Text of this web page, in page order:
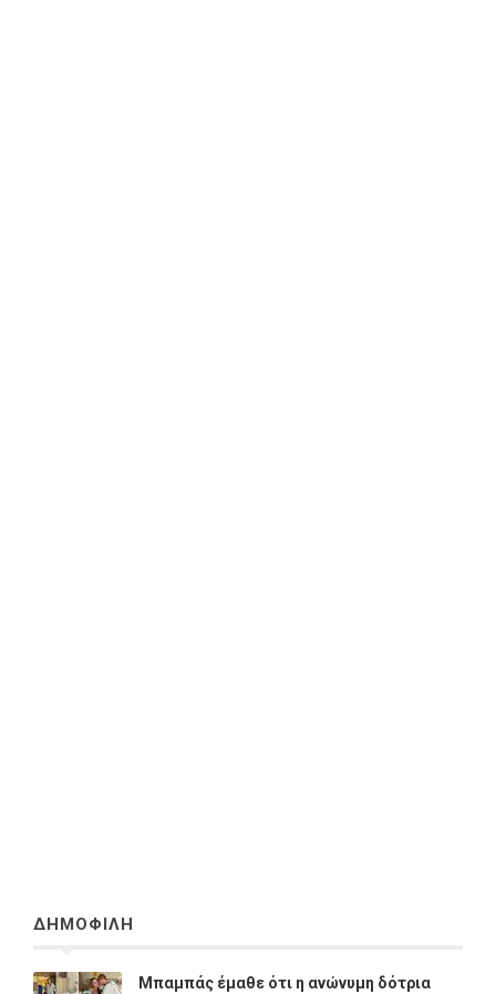
ΔΗΜΟΦΙΛΗ
Μπαμπάς έμαθε ότι η ανώνυμη δότρια